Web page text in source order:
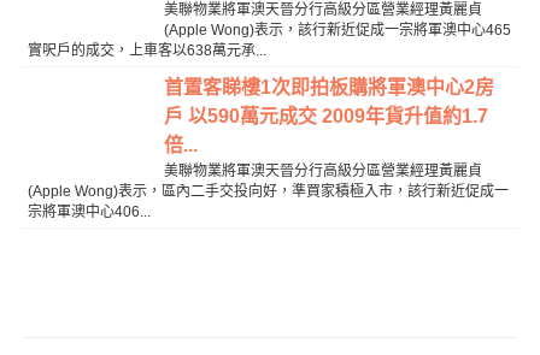
美聯物業將軍澳天晉分行高級分區營業經理黃麗貞
(Apple Wong)表示，該行新近促成一宗將軍澳中心465
實呎戶的成交，上車客以638萬元承...
首置客睇樓1次即拍板購將軍澳中心2房
戶 以590萬元成交 2009年貨升值約1.7
倍...
美聯物業將軍澳天晉分行高級分區營業經理黃麗貞
(Apple Wong)表示，區內二手交投向好，準買家積極入市，該行新近促成一
宗將軍澳中心406...